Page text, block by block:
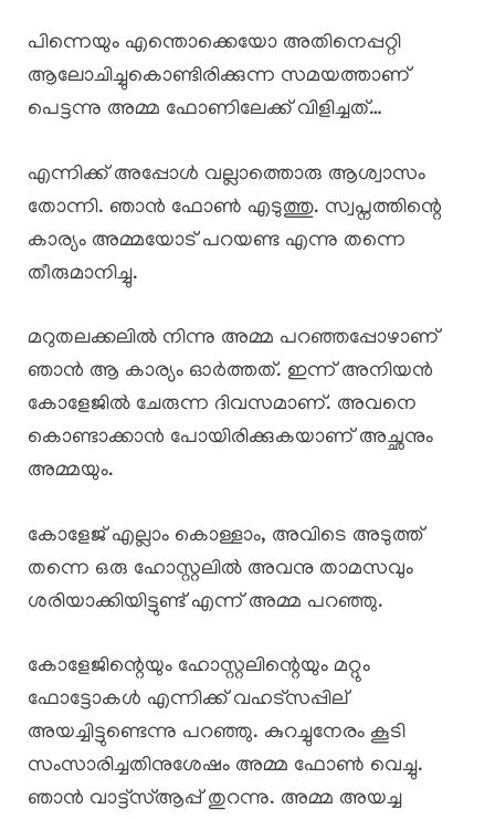
പിന്നെയും എന്തൊക്കെയോ അതിനെപ്പറ്റി
ആലോചിച്ചുകൊണ്ടിരിക്കുന്ന സമയത്താണ്
പെട്ടന്നു അമ്മ ഫോണിലേക്ക് വിളിച്ചത്…
എന്നിക്ക് അപ്പോൾ വല്ലാത്തൊരു ആശ്വാസം
തോന്നി. ഞാൻ ഫോൺ എടുത്തു. സ്വപ്നത്തിന്റെ
കാര്യം അമ്മയോട് പറയണ്ട എന്നു തന്നെ
തീരുമാനിച്ചു.
മറുതലക്കലിൽ നിന്നു അമ്മ പറഞ്ഞപ്പോഴാണ്
ഞാൻ ആ കാര്യം ഓർത്തത്. ഇന്ന് അനിയൻ
കോളേജിൽ ചേരുന്ന ദിവസമാണ്. അവനെ
കൊണ്ടാക്കാൻ പോയിരിക്കുകയാണ് അച്ഛനും
അമ്മയും.
കോളേജ് എല്ലാം കൊള്ളാം, അവിടെ അടുത്ത്
തന്നെ ഒരു ഹോസ്റ്റലിൽ അവനു താമസവും
ശരിയാക്കിയിട്ടുണ്ട് എന്ന് അമ്മ പറഞ്ഞു.
കോളേജിന്റെയും ഹോസ്റ്റലിന്റെയും മറ്റും
ഫോട്ടോകൾ എന്നിക്ക് വഹട്സപ്പില്
അയച്ചിട്ടുണ്ടെന്നു പറഞ്ഞു. കുറച്ചുനേരം കൂടി
സംസാരിച്ചതിനുശേഷം അമ്മ ഫോൺ വെച്ചു.
ഞാൻ വാട്ട്സ്ആപ്പ് തുറന്നു. അമ്മ അയച്ച